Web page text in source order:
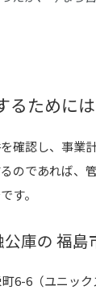
るために
確認し、事業
のであれば、
す。
庫の 福島
6-6（ユニック